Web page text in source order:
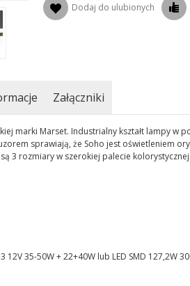
Dodaj do ulubionych
Załączniki
marki Marset. Industrialny kształt lampy w
sprawiają, że Soho jest oświetleniem
3 rozmiary w szerokiej palecie kolorystycznej.
12V 35-50W + 22+40W lub LED SMD 127,2W